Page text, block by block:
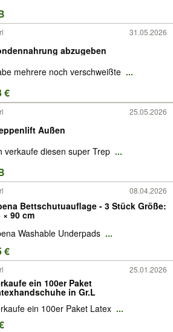
31.05.2026
Sondennahrung abzugeben
mehrere noch verschweißte ...
€
25.05.2026
Außen
verkaufe diesen super Trep ...
08.04.2026
Bettschutuauflage - 3 Stück Größe:
× 90 cm
Washable Underpads ...
€
25.01.2026
ein 100er Paket
in Gr.L
ein 100er Paket Latex ...